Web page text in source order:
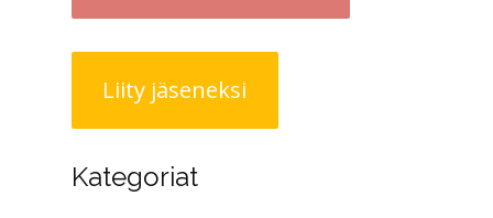
Liity jäseneksi
Kategoriat